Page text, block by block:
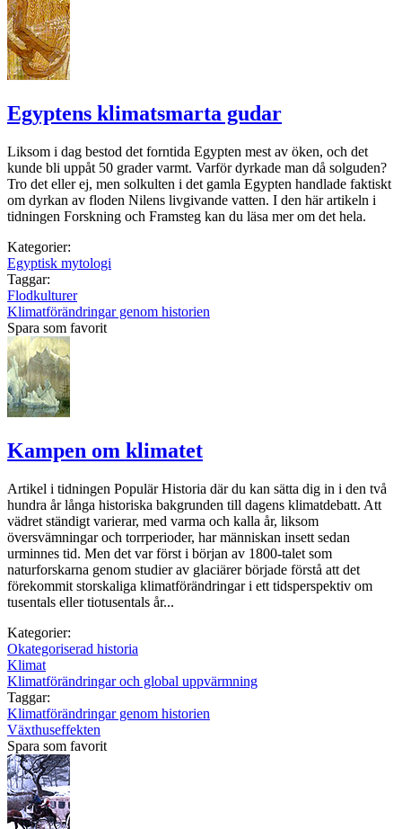
Egyptens klimatsmarta gudar
Liksom i dag bestod det forntida Egypten mest av öken, och det
kunde bli uppåt 50 grader varmt. Varför dyrkade man då solguden?
Tro det eller ej, men solkulten i det gamla Egypten handlade faktiskt
om dyrkan av floden Nilens livgivande vatten. I den här artikeln i
tidningen Forskning och Framsteg kan du läsa mer om det hela.
Kategorier:
Egyptisk mytologi
Taggar:
Flodkulturer
Klimatförändringar genom historien
Spara som favorit
Kampen om klimatet
Artikel i tidningen Populär Historia där du kan sätta dig in i den två
hundra år långa historiska bakgrunden till dagens klimatdebatt. Att
vädret ständigt varierar, med varma och kalla år, liksom
översvämningar och torrperioder, har människ­an insett sedan
urminnes tid. Men det var först i början av 1800-talet som
naturforskarna genom studier av glaciärer började förstå att det
förekommit storskaliga klimatförändringar i ett tidsperspektiv om
tusentals eller tiotusentals år...
Kategorier:
Okategoriserad historia
Klimat
Klimatförändringar och global uppvärmning
Taggar:
Klimatförändringar genom historien
Växthuseffekten
Spara som favorit